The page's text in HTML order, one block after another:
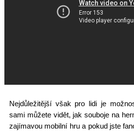
Nejdůležitější však pro lidi je
sami můžete vidět, jak souboje na
zajímavou mobilní hru a pokud jste